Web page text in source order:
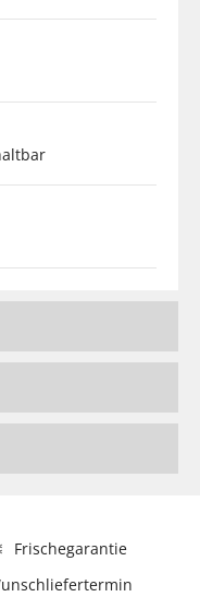
Frischegarantie